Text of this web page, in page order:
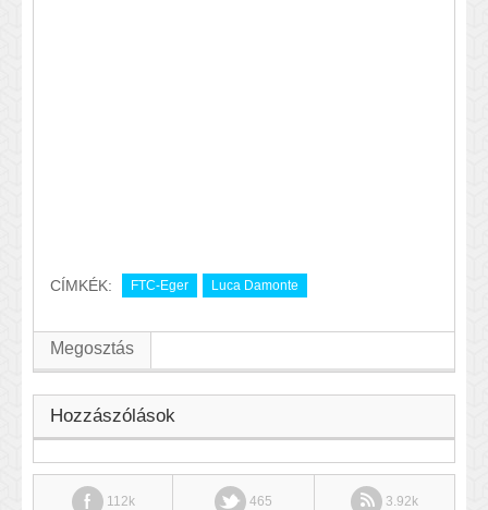
CÍMKÉK: FTC-Eger Luca Damonte
Megosztás
Hozzászólások
112k 465 3.92k